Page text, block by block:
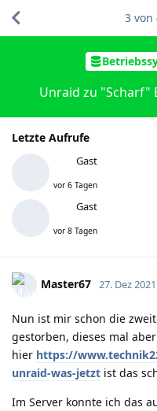
Unraid zu "Scharf"
Letzte Aufrufe
Gast
vor 6 Tagen
Gast
vor 8 Tagen
3 von
Master67 27. Dez 2021
Nun ist mir schon die
gestorben, dieses mal
hier https://
unraid-was-jetzt ist das
Im Server konnte ich das